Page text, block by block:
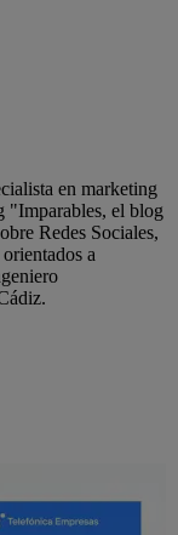
en marketing
"Imparables, el blog
Redes Sociales,
a